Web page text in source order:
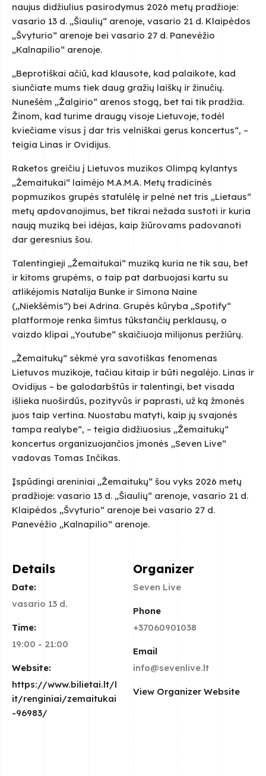
naujus didžiulius pasirodymus 2026 metų pradžioje:
vasario 13 d. „Šiaulių“ arenoje, vasario 21 d. Klaipėdos
„Švyturio“ arenoje bei vasario 27 d. Panevėžio
„Kalnapilio“ arenoje.
„Beprotiškai ačiū, kad klausote, kad palaikote, kad
siunčiate mums tiek daug gražių laiškų ir žinučių.
Nunešėm „Žalgirio“ arenos stogą, bet tai tik pradžia.
Žinom, kad turime draugų visoje Lietuvoje, todėl
kviečiame visus į dar tris velniškai gerus koncertus“, –
teigia Linas ir Ovidijus.
Raketos greičiu į Lietuvos muzikos Olimpą kylantys
„Žemaitukai“ laimėjo M.A.M.A. Metų tradicinės
popmuzikos grupės statulėlę ir pelnė net tris „Lietaus“
metų apdovanojimus, bet tikrai nežada sustoti ir kuria
naują muziką bei idėjas, kaip žiūrovams padovanoti
dar geresnius šou.
Talentingieji „Žemaitukai“ muziką kuria ne tik sau, bet
ir kitoms grupėms, o taip pat darbuojasi kartu su
atlikėjomis Natalija Bunke ir Simona Naine
(„Niekšėmis“) bei Adrina. Grupės kūryba „Spotify“
platformoje renka šimtus tūkstančių perklausų, o
vaizdo klipai „Youtube“ skaičiuoja milijonus peržiūrų.
„Žemaitukų“ sėkmė yra savotiškas fenomenas
Lietuvos muzikoje, tačiau kitaip ir būti negalėjo. Linas ir
Ovidijus – be galodarbštūs ir talentingi, bet visada
išlieka nuoširdūs, pozityvūs ir paprasti, už ką žmonės
juos taip vertina. Nuostabu matyti, kaip jų svajonės
tampa realybe“, – teigia didžiuosius „Žemaitukų“
koncertus organizuojančios įmonės „Seven Live“
vadovas Tomas Inčikas.
Įspūdingi areniniai „Žemaitukų“ šou vyks 2026 metų
pradžioje: vasario 13 d. „Šiaulių“ arenoje, vasario 21 d.
Klaipėdos „Švyturio“ arenoje bei vasario 27 d.
Panevėžio „Kalnapilio“ arenoje.
Details
Date:
vasario 13 d.
Time:
19:00 - 21:00
Website:
https://www.bilietai.lt/l
it/renginiai/zemaitukai
-96983/
Organizer
Seven Live
Phone
+37060901038
Email
info@sevenlive.lt
View Organizer Website